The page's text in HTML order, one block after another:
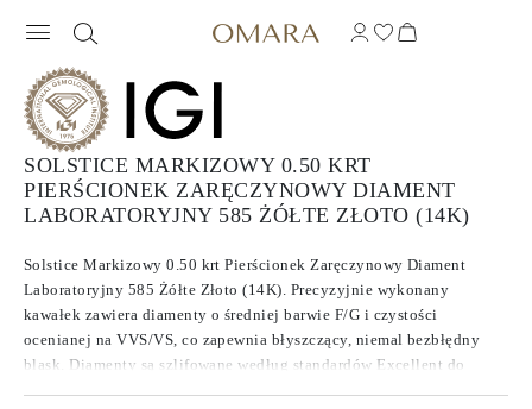
SOLSTICE MARKIZOWY 0.50 KRT
PIERŚCIONEK ZARĘCZYNOWY DIAMENT
LABORATORYJNY 585 ŻÓŁTE ZŁOTO (14K)
Solstice Markizowy 0.50 krt Pierścionek Zaręczynowy Diament
Laboratoryjny 585 Żółte Złoto (14K). Precyzyjnie wykonany
kawałek zawiera diamenty o średniej barwie F/G i czystości
ocenianej na VVS/VS, co zapewnia błyszczący, niemal bezbłędny
blask. Diamenty są szlifowane według standardów Excellent do